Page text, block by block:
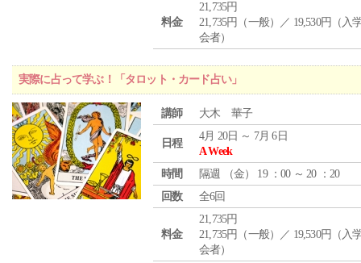
料金
21,735円
21,735円（一般）／ 19,530円（入
会者）
実際に占って学ぶ！「タロット・カード占い」
講師 大木 華子
日程
4月 20日 ～ 7月 6日
A Week
時間
隔週 （金） 19 ：00 ～ 20 ：20
回数
全6回
料金
21,735円
21,735円（一般）／ 19,530円（入
会者）